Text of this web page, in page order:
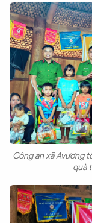
Công an xã Avương
quà